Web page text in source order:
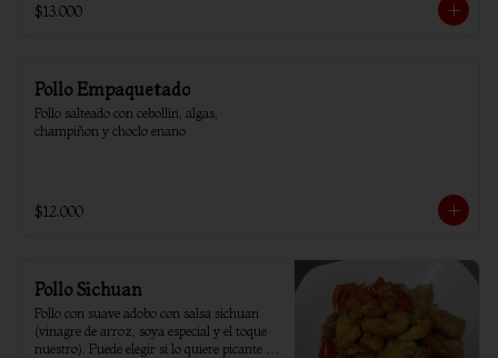
$13.000
Pollo Empaquetado
Pollo salteado con cebollín, algas,
champiñon y choclo enano
$12.000
Pollo Sichuan
Pollo con suave adobo con salsa sichuan
(vinagre de arroz, soya especial y el toque
nuestro). Puede elegir si lo quiere picante o